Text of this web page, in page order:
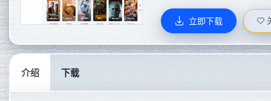
立即下载
介绍 下载